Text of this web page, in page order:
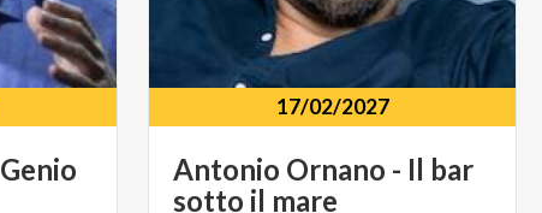
Genio
17/02/2027
Antonio Ornano - Il bar
sotto il mare